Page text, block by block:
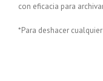
con eficacia para
*Para deshacer